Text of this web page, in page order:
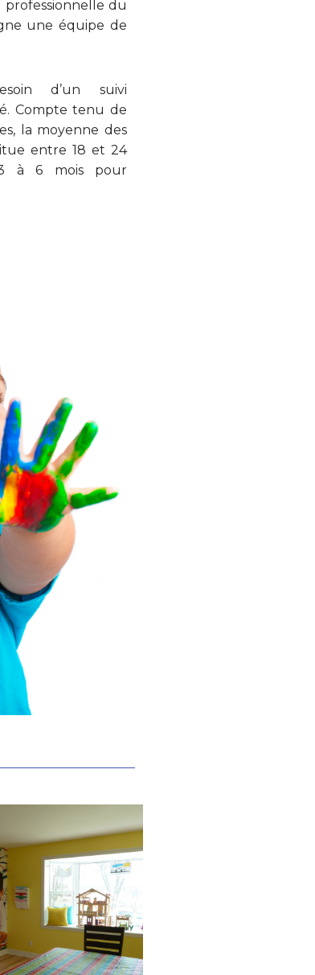
professionnelle du
une équipe de
d’un suivi
Compte tenu de
la moyenne des
entre 18 et 24
3 à 6 mois pour